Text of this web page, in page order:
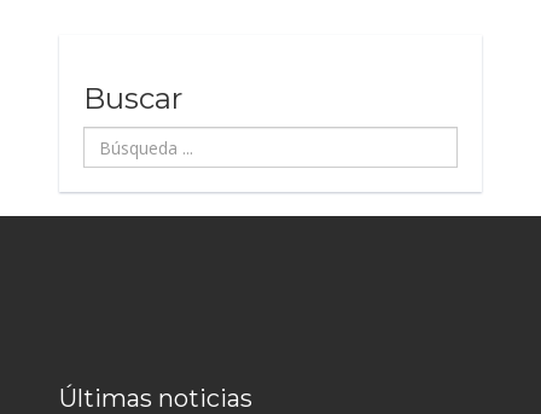
Buscar
Búsqueda
...
Últimas noticias